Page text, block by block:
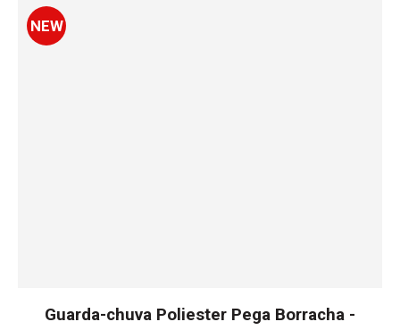
NEW
Guarda-chuva Poliester Pega Borracha -